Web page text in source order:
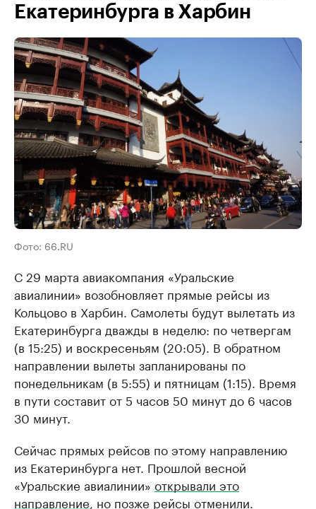
Екатеринбурга в Харбин
Фото: 66.RU
С 29 марта авиакомпания «Уральские
авиалинии» возобновляет прямые рейсы из
Кольцово в Харбин. Самолеты будут вылетать из
Екатеринбурга дважды в неделю: по четвергам
(в 15:25) и воскресеньям (20:05). В обратном
направлении вылеты запланированы по
понедельникам (в 5:55) и пятницам (1:15). Время
в пути составит от 5 часов 50 минут до 6 часов
30 минут.
Сейчас прямых рейсов по этому направлению
из Екатеринбурга нет. Прошлой весной
«Уральские авиалинии» открывали это
направление , но позже рейсы отменили.